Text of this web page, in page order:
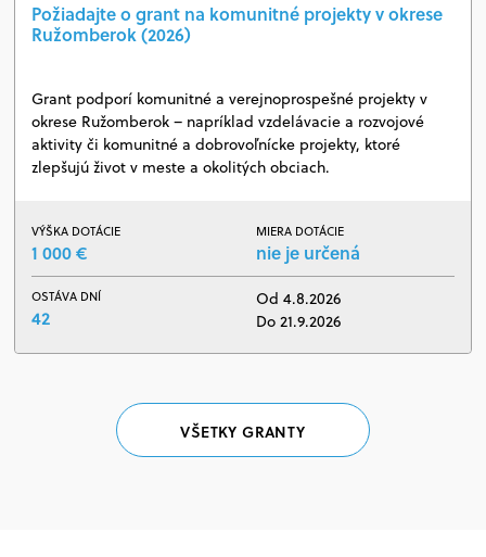
Požiadajte o grant na komunitné projekty v okrese
Ružomberok (2026)
Grant podporí komunitné a verejnoprospešné projekty v
okrese Ružomberok – napríklad vzdelávacie a rozvojové
aktivity či komunitné a dobrovoľnícke projekty, ktoré
zlepšujú život v meste a okolitých obciach.
VÝŠKA DOTÁCIE
1 000 €
MIERA DOTÁCIE
nie je určená
OSTÁVA DNÍ
42
Od 4.8.2026
Do 21.9.2026
VŠETKY GRANTY